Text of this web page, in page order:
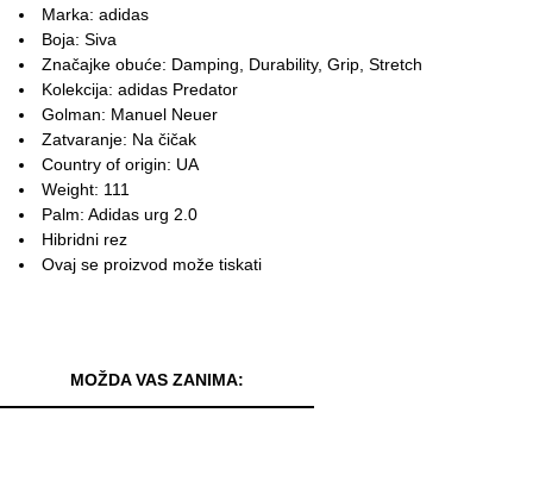
Marka: adidas
Boja: Siva
Značajke obuće: Damping, Durability, Grip, Stretch
Kolekcija: adidas Predator
Golman: Manuel Neuer
Zatvaranje: Na čičak
Country of origin: UA
Weight: 111
Palm: Adidas urg 2.0
Hibridni rez
Ovaj se proizvod može tiskati
MOŽDA VAS ZANIMA: